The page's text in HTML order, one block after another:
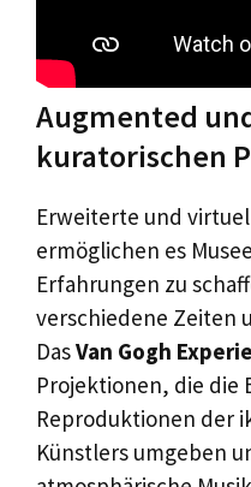
Augmented
kuratorischen
Erweiterte und
ermöglichen es
Erfahrungen zu
verschiedene Zeiten
DasVan Gogh
Projektionen, die die
Reproduktionen der
Künstlers umgeben